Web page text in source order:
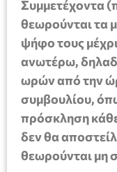
Συμμετέχοντα
θεωρούνται τα
ψήφο τους
ανωτέρω,
ωρών από την
συμβουλίου,
πρόσκληση
δεν θα
θεωρούνται μη